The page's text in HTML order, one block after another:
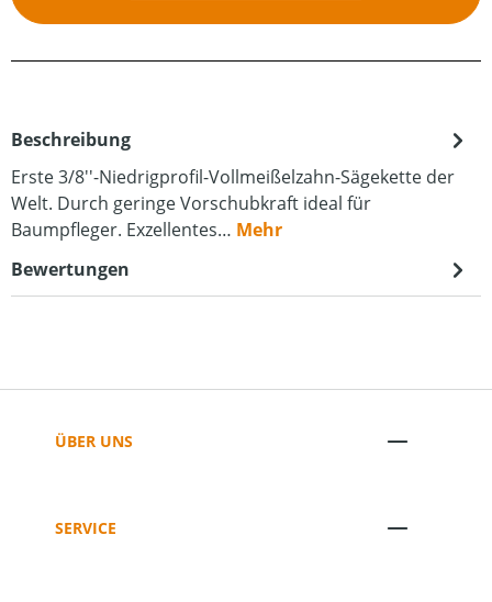
Beschreibung
Erste 3/8''-Niedrigprofil-Vollmeißelzahn-Sägekette der
Welt. Durch geringe Vorschubkraft ideal für
Baumpfleger. Exzellentes… Mehr
Bewertungen
ÜBER UNS
SERVICE